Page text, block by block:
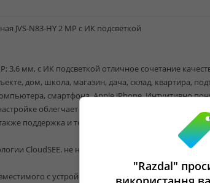
JVS-N83-HY 2 MP c ИК подсветкой
3,6 мм, c ИК подсветкой отличное сочетание
дом, школа, магазин, дача, склад, квартира,
смартфона, Apple iPhone. Интуитивно
облегчает процесс подключения и не
поддержка и техническая консультация от
CloudSEE. не нужно отображение портов и не
с устройствами других производителей
"Razdal"